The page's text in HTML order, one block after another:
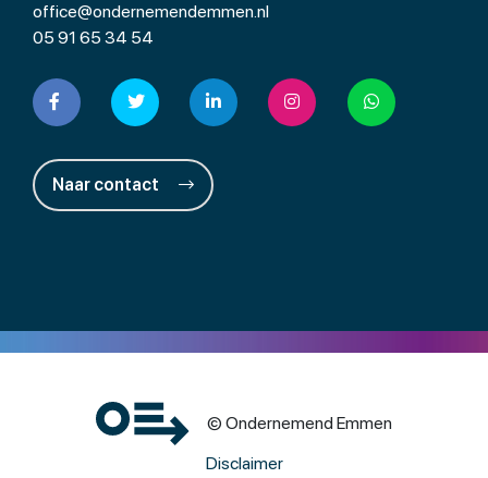
office@ondernemendemmen.nl
05 91 65 34 54
Naar contact
© Ondernemend Emmen
Disclaimer